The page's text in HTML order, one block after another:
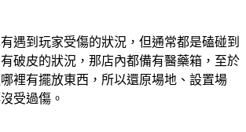
遇到玩家受傷的狀況，但通常都是磕碰到
破皮的狀況，那店內都備有醫藥箱，至於
裡有擺放東西，所以還原場地、設置場
受過傷。